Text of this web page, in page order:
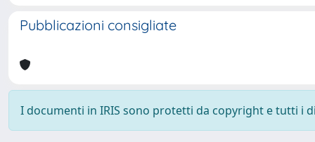
Pubblicazioni consigliate
I documenti in IRIS sono protetti da copyright e tutti i